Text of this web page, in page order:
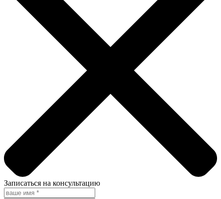
Записаться на консультацию